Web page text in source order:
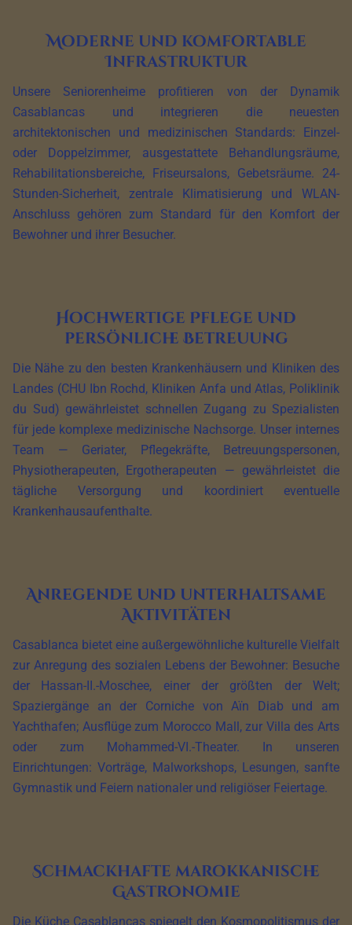
Moderne und komfortable
Infrastruktur
Unsere Seniorenheime profitieren von der Dynamik
Casablancas und integrieren die neuesten
architektonischen und medizinischen Standards: Einzel-
oder Doppelzimmer, ausgestattete Behandlungsräume,
Rehabilitationsbereiche, Friseursalons, Gebetsräume. 24-
Stunden-Sicherheit, zentrale Klimatisierung und WLAN-
Anschluss gehören zum Standard für den Komfort der
Bewohner und ihrer Besucher.
Hochwertige Pflege und
persönliche Betreuung
Die Nähe zu den besten Krankenhäusern und Kliniken des
Landes (CHU Ibn Rochd, Kliniken Anfa und Atlas, Poliklinik
du Sud) gewährleistet schnellen Zugang zu Spezialisten
für jede komplexe medizinische Nachsorge. Unser internes
Team — Geriater, Pflegekräfte, Betreuungspersonen,
Physiotherapeuten, Ergotherapeuten — gewährleistet die
tägliche Versorgung und koordiniert eventuelle
Krankenhausaufenthalte.
Anregende und unterhaltsame
Aktivitäten
Casablanca bietet eine außergewöhnliche kulturelle Vielfalt
zur Anregung des sozialen Lebens der Bewohner: Besuche
der Hassan-II.-Moschee, einer der größten der Welt;
Spaziergänge an der Corniche von Aïn Diab und am
Yachthafen; Ausflüge zum Morocco Mall, zur Villa des Arts
oder zum Mohammed-VI.-Theater. In unseren
Einrichtungen: Vorträge, Malworkshops, Lesungen, sanfte
Gymnastik und Feiern nationaler und religiöser Feiertage.
Schmackhafte marokkanische
Gastronomie
Die Küche Casablancas spiegelt den Kosmopolitismus der